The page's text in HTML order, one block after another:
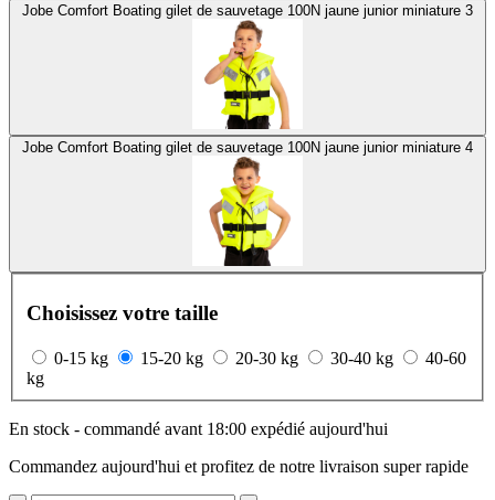
Jobe Comfort Boating gilet de sauvetage 100N jaune junior miniature 3
Jobe Comfort Boating gilet de sauvetage 100N jaune junior miniature 4
Choisissez votre taille
0-15 kg 15-20 kg 20-30 kg 30-40 kg
40-60
kg
En stock - commandé avant 18:00 expédié aujourd'hui
Commandez aujourd'hui et profitez de notre livraison super rapide